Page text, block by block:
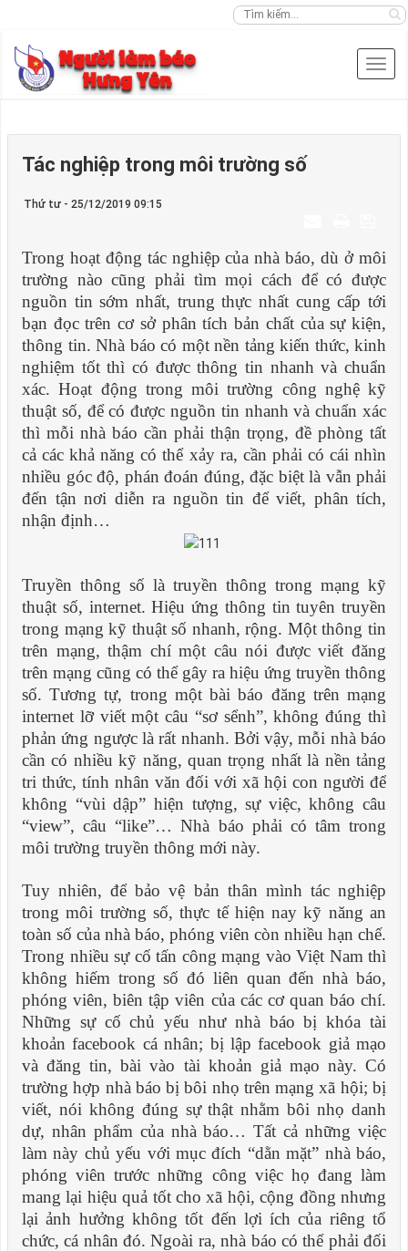
Tác nghiệp trong môi trường số
Thứ tư - 25/12/2019 09:15
Trong hoạt động tác nghiệp của nhà báo, dù ở môi
trường nào cũng phải tìm mọi cách để có được
nguồn tin sớm nhất, trung thực nhất cung cấp tới
bạn đọc trên cơ sở phân tích bản chất của sự kiện,
thông tin. Nhà báo có một nền tảng kiến thức, kinh
nghiệm tốt thì có được thông tin nhanh và chuẩn
xác. Hoạt động trong môi trường công nghệ kỹ
thuật số, để có được nguồn tin nhanh và chuẩn xác
thì mỗi nhà báo cần phải thận trọng, đề phòng tất
cả các khả năng có thể xảy ra, cần phải có cái nhìn
nhiều góc độ, phán đoán đúng, đặc biệt là vẫn phải
đến tận nơi diễn ra nguồn tin để viết, phân tích,
nhận định…
Truyền thông số là truyền thông trong mạng kỹ
thuật số, internet. Hiệu ứng thông tin tuyên truyền
trong mạng kỹ thuật số nhanh, rộng. Một thông tin
trên mạng, thậm chí một câu nói được viết đăng
trên mạng cũng có thể gây ra hiệu ứng truyền thông
số. Tương tự, trong một bài báo đăng trên mạng
internet lỡ viết một câu “sơ sểnh”, không đúng thì
phản ứng ngược là rất nhanh. Bởi vậy, mỗi nhà báo
cần có nhiều kỹ năng, quan trọng nhất là nền tảng
tri thức, tính nhân văn đối với xã hội con người để
không “vùi dập” hiện tượng, sự việc, không câu
“view”, câu “like”… Nhà báo phải có tâm trong
môi trường truyền thông mới này.
Tuy nhiên, để bảo vệ bản thân mình tác nghiệp
trong môi trường số, thực tế hiện nay kỹ năng an
toàn số của nhà báo, phóng viên còn nhiều hạn chế.
Trong nhiều sự cố tấn công mạng vào Việt Nam thì
không hiếm trong số đó liên quan đến nhà báo,
phóng viên, biên tập viên của các cơ quan báo chí.
Những sự cố chủ yếu như nhà báo bị khóa tài
khoản facebook cá nhân; bị lập facebook giả mạo
và đăng tin, bài vào tài khoản giả mạo này. Có
trường hợp nhà báo bị bôi nhọ trên mạng xã hội; bị
viết, nói không đúng sự thật nhằm bôi nhọ danh
dự, nhân phẩm của nhà báo… Tất cả những việc
làm này chủ yếu với mục đích “dằn mặt” nhà báo,
phóng viên trước những công việc họ đang làm
mang lại hiệu quả tốt cho xã hội, cộng đồng nhưng
lại ảnh hưởng không tốt đến lợi ích của riêng tổ
chức, cá nhân đó. Ngoài ra, nhà báo có thể phải đối